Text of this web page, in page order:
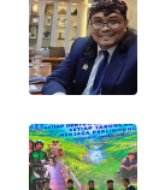
Wahana
Network
LISTRIK